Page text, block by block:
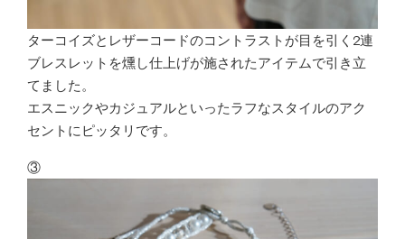
ターコイズとレザーコードのコントラストが目を引く2連
ブレスレットを燻し仕上げが施されたアイテムで引き立
てました。
エスニックやカジュアルといったラフなスタイルのアク
セントにピッタリです。
③